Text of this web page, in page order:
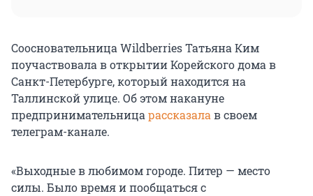
Соосновательница Wildberries Татьяна Ким
поучаствовала в открытии Корейского дома в
Санкт-Петербурге, который находится на
Таллинской улице. Об этом накануне
предпринимательница рассказала в своем
телеграм-канале.
«Выходные в любимом городе. Питер — место
силы. Было время и пообщаться с